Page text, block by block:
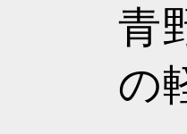
青
の